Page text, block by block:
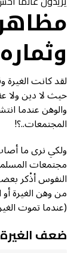
لقد كانت الغيرة
حيث لا دين ولا
والوهن عندما
المجتمعات..؟!
ولكي نرى ما
مجتمعات
النفوس أذْكر
من وهن الغيرة
(عندما تموت
ضعف